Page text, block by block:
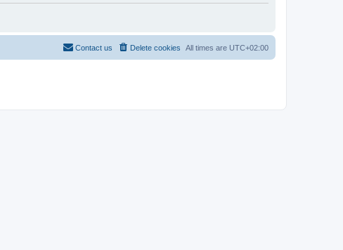
All times are UTC+02:00
Delete cookies
Contact us